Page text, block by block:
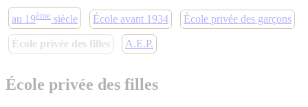
au 19ème siècle École avant 1934 École privée des garçons
École privée des filles A.E.P.
École privée des filles